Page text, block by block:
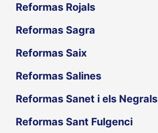
Reformas Rojals
Reformas Sagra
Reformas Saix
Reformas Salines
Reformas Sanet i els Negrals
Reformas Sant Fulgenci